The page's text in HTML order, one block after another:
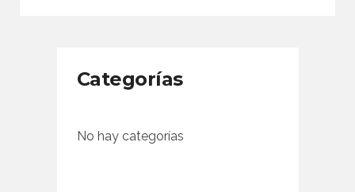
Categorías
No hay categorías